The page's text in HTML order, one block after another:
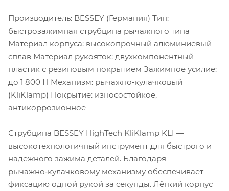
Производитель: BESSEY (Германия) Тип:
быстрозажимная струбцина рычажного типа
Материал корпуса: высокопрочный алюминиевый
сплав Материал рукояток: двухкомпонентный
пластик с резиновым покрытием Зажимное усилие:
до 1 800 Н Механизм: рычажно‑кулачковый
(KliKlamp) Покрытие: износостойкое,
антикоррозионное
Струбцина BESSEY HighTech KliKlamp KLI —
высокотехнологичный инструмент для быстрого и
надёжного зажима деталей. Благодаря
рычажно‑кулачковому механизму обеспечивает
фиксацию одной рукой за секунды. Лёгкий корпус